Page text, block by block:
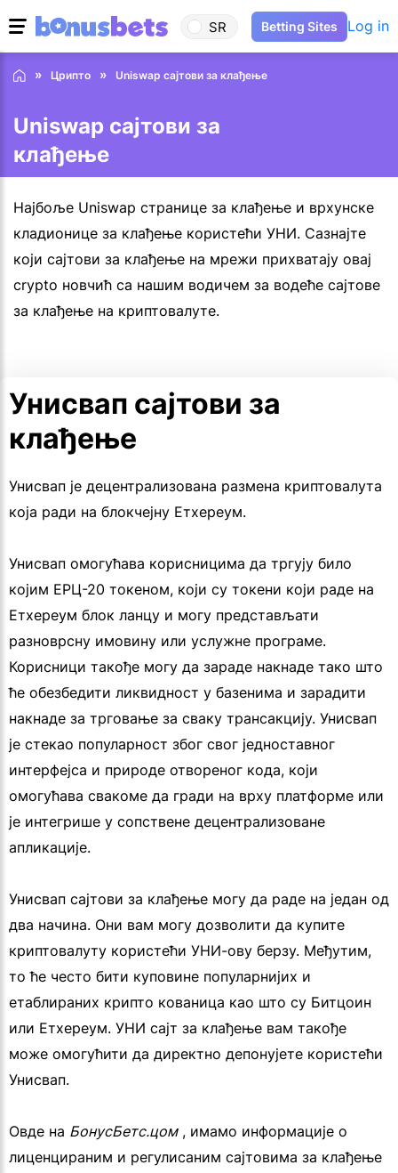
SR Betting Sites Log in
Црипто Uniswap сајтови за клађење
Uniswap сајтови за
клађење
Најбоље Uniswap странице за клађење и врхунске
кладионице за клађење користећи УНИ. Сазнајте
који сајтови за клађење на мрежи прихватају овај
crypto новчић са нашим водичем за водеће сајтове
за клађење на криптовалуте.
Унисвап сајтови за
клађење
Унисвап је децентрализована размена криптовалута
која ради на блокчејну Етхереум.
Унисвап омогућава корисницима да тргују било
којим ЕРЦ-20 токеном, који су токени који раде на
Етхереум блок ланцу и могу представљати
разноврсну имовину или услужне програме.
Корисници такође могу да зараде накнаде тако што
ће обезбедити ликвидност у базенима и зарадити
накнаде за трговање за сваку трансакцију. Унисвап
је стекао популарност због свог једноставног
интерфејса и природе отвореног кода, који
омогућава свакоме да гради на врху платформе или
је интегрише у сопствене децентрализоване
апликације.
Унисвап сајтови за клађење могу да раде на један од
два начина. Они вам могу дозволити да купите
криптовалуту користећи УНИ-ову берзу. Међутим,
то ће често бити куповине популарнијих и
етаблираних крипто кованица као што су Битцоин
или Етхереум. УНИ сајт за клађење вам такође
може омогућити да директно депонујете користећи
Унисвап.
Овде на БонусБетс.цом, имамо информације о
лиценцираним и регулисаним сајтовима за клађење